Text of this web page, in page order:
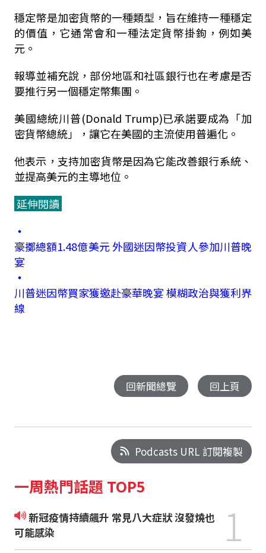
穩定幣是加密貨幣的一種類型，旨在維持一種穩定
的價值，它通常會和一種法定貨幣掛鉤，例如美
元。
報導並補充說，部份地區和社區銀行也在考慮是否
要推行另一個穩定幣集團。
美國總統川普(Donald Trump)已承諾要成為「加
密貨幣總統」，讓它在美國的主流使用普遍化。
他表示，支持加密貨幣是因為它能改善銀行系統、
並提高美元的主導地位。
延伸閱讀
‧
豪擲總額1.48億美元 外國迷因幣投資人參加川普晚
宴
‧
川普迷因幣買家獲邀赴豪華晚宴 模糊政治與獲利界
線
回新聞總覽 回上頁
Podcasts URL 訂閱複製
一周熱門話題 TOP5
新冠疫情持續飆升 常見八大症狀 沒發燒也
可能感染
1